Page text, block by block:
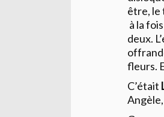
être, le
à la
deux.
fleurs.
C’était
Angèle,